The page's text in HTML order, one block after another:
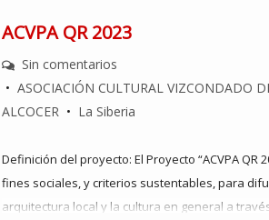
ACVPA QR 2023
Sin comentarios
• ASOCIACIÓN CULTURAL VIZCONDADO
ALCOCER • La Siberia
Definición del proyecto: El Proyecto “ACVPA QR
fines sociales, y criterios sustentables, para
arquitectura local y la cultura en general a